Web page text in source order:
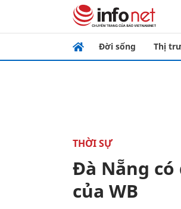
Đời sống Thị
THỜI SỰ
Đà Nẵng
của WB